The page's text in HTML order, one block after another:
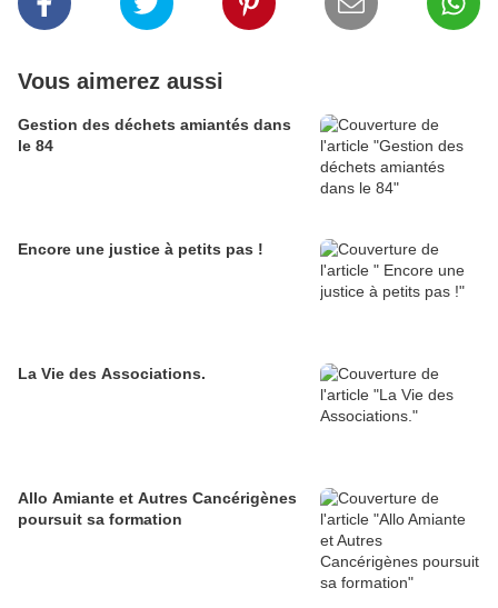
Vous aimerez aussi
Gestion des déchets amiantés dans
le 84
Encore une justice à petits pas !
La Vie des Associations.
Allo Amiante et Autres Cancérigènes
poursuit sa formation